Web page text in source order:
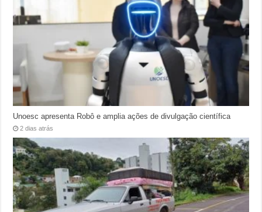
Unoesc apresenta Robô e amplia ações de divulgação científica
2 dias atrás